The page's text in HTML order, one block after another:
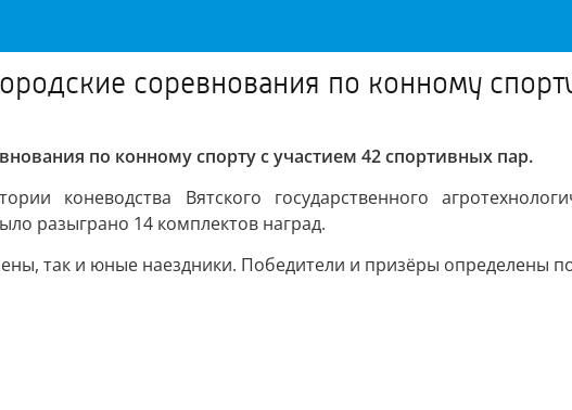
соревнования по конному
по конному спорту с участием 42 спортивных пар.
коневодства Вятского государственного
разыграно 14 комплектов наград.
так и юные наездники. Победители и призёры определены